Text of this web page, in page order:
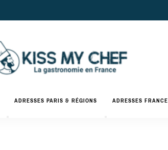
ADRESSES PARIS & RÉGIONS ADRESSES FRANCE